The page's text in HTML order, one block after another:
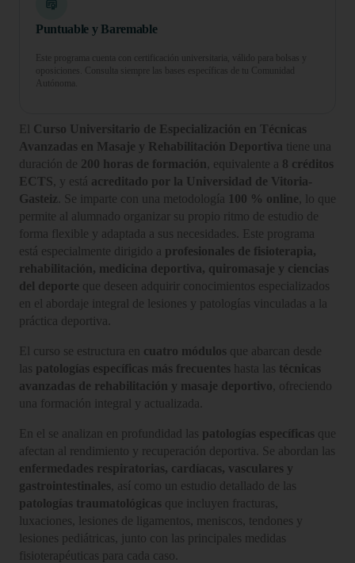
Puntuable y Baremable
Este programa cuenta con certificación universitaria, válido para bolsas y
oposiciones. Consulta siempre las bases específicas de tu Comunidad
Autónoma.
El Curso Universitario de Especialización en Técnicas
Avanzadas en Masaje y Rehabilitación Deportiva tiene una
duración de 200 horas de formación , equivalente a 8 créditos
ECTS , y está acreditado por la Universidad de Vitoria-
Gasteiz . Se imparte con una metodología 100 % online , lo que
permite al alumnado organizar su propio ritmo de estudio de
forma flexible y adaptada a sus necesidades. Este programa
está especialmente dirigido a profesionales de fisioterapia,
rehabilitación, medicina deportiva, quiromasaje y ciencias
del deporte que deseen adquirir conocimientos especializados
en el abordaje integral de lesiones y patologías vinculadas a la
práctica deportiva.
El curso se estructura en cuatro módulos que abarcan desde
las patologías específicas más frecuentes hasta las técnicas
avanzadas de rehabilitación y masaje deportivo , ofreciendo
una formación integral y actualizada.
En el se analizan en profundidad las patologías específicas que
afectan al rendimiento y recuperación deportiva. Se abordan las
enfermedades respiratorias, cardíacas, vasculares y
gastrointestinales , así como un estudio detallado de las
patologías traumatológicas que incluyen fracturas,
luxaciones, lesiones de ligamentos, meniscos, tendones y
lesiones pediátricas, junto con las principales medidas
fisioterapéuticas para cada caso.